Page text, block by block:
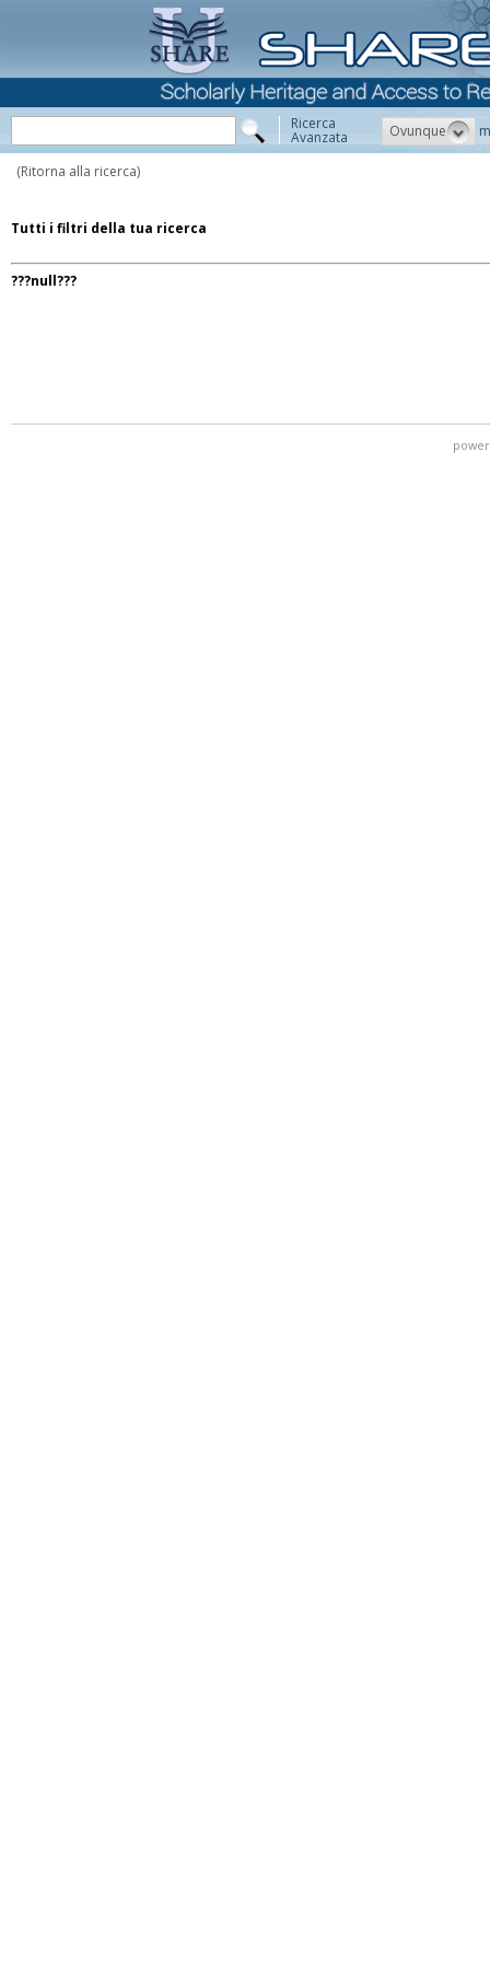
Ricerca
Avanzata Ovunque
(Ritorna alla ricerca)
Tutti i filtri della tua ricerca
???null???